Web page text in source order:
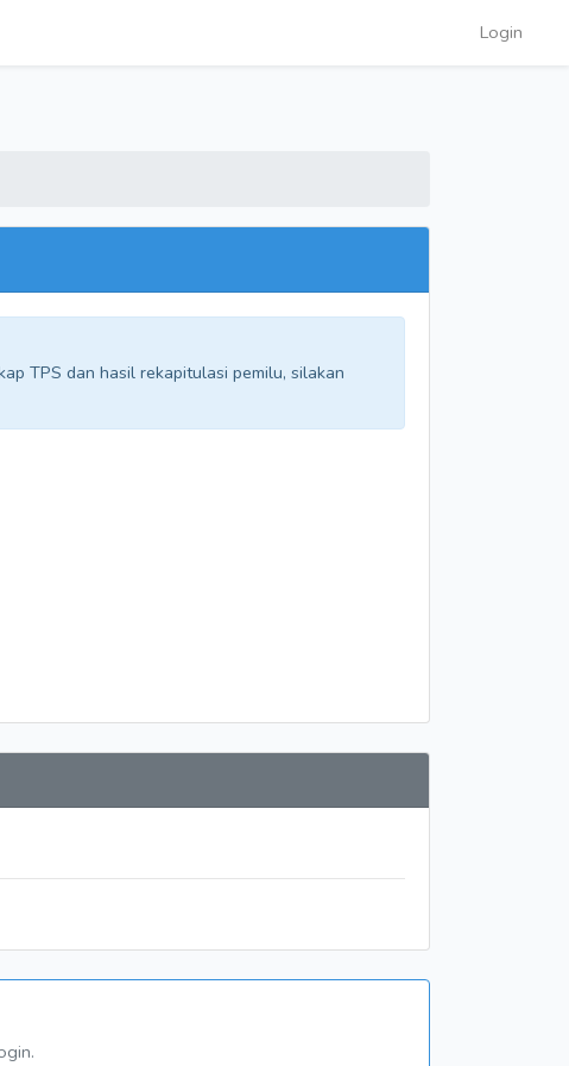
Login
TPS dan hasil rekapitulasi pemilu, silakan